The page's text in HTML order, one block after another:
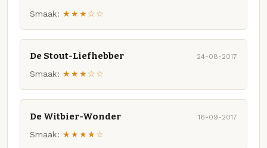
Smaak: ★★★☆☆
De Stout-Liefhebber 24-08-2017
Smaak: ★★★☆☆
De Witbier-Wonder 16-09-2017
Smaak: ★★★★☆